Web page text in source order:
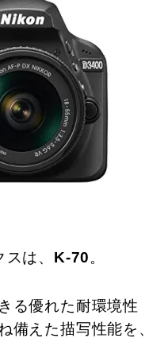
は、 K-70。
る優れた耐環境性
備えた描写性能を、